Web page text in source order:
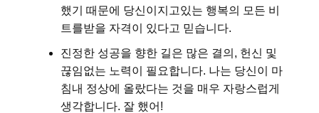
했기 때문에 당신이지고있는 행복의 모든 비
트를받을 자격이 있다고 믿습니다.
진정한 성공을 향한 길은 많은 결의, 헌신 및
끊임없는 노력이 필요합니다. 나는 당신이 마
침내 정상에 올랐다는 것을 매우 자랑스럽게
생각합니다. 잘 했어!